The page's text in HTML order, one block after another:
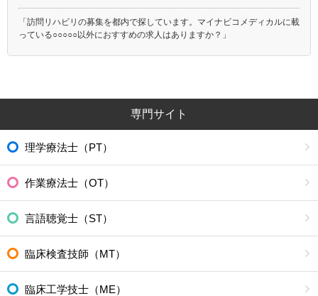
「訪問リハビリの募集を都内で探しています。マイナビコメディカルに載
っている○○○○○以外におすすめの求人はありますか？」
専門サイト
理学療法士（PT）
作業療法士（OT）
言語聴覚士（ST）
臨床検査技師（MT）
臨床工学技士（ME）